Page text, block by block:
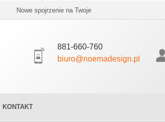
Nowe spojrzenie na Twoje wnętrze.
881-660-760
biuro@noemadesign.pl
KONTAKT